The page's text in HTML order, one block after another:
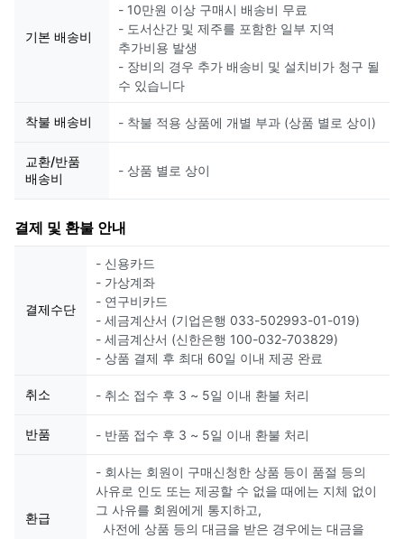
기본 배송비
- 10만원 이상 구매시 배송비 무료
- 도서산간 및 제주를 포함한 일부 지역
추가비용 발생
- 장비의 경우 추가 배송비 및 설치비가 청구 될
수 있습니다
착불 배송비 - 착불 적용 상품에 개별 부과 (상품 별로 상이)
교환/반품
배송비
- 상품 별로 상이
결제 및 환불 안내
결제수단
- 신용카드
- 가상계좌
- 연구비카드
- 세금계산서 (기업은행 033-502993-01-019)
- 세금계산서 (신한은행 100-032-703829)
- 상품 결제 후 최대 60일 이내 제공 완료
취소 - 취소 접수 후 3 ~ 5일 이내 환불 처리
반품 - 반품 접수 후 3 ~ 5일 이내 환불 처리
환급
- 회사는 회원이 구매신청한 상품 등이 품절 등의
사유로 인도 또는 제공할 수 없을 때에는 지체 없이
그 사유를 회원에게 통지하고,
사전에 상품 등의 대금을 받은 경우에는 대금을